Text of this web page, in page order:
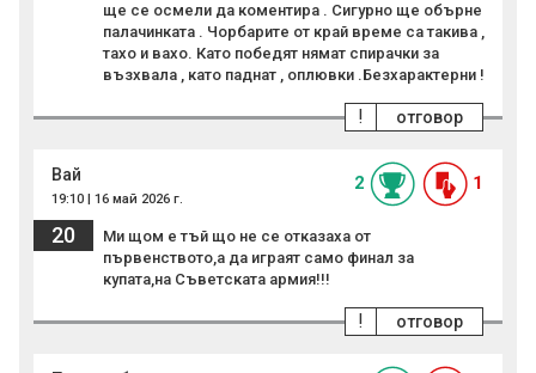
ще се осмели да коментира . Сигурно ще обърне
палачинката . Чорбарите от край време са такива ,
тахо и вахо. Като победят нямат спирачки за
възхвала , като паднат , оплювки .Безхарактерни !
отговор
!
Вай
19:10 | 16 май 2026 г.
2 1
20
Ми щом е тъй що не се отказаха от
първенството,а да играят само финал за
купата,на Съветската армия!!!
отговор
!